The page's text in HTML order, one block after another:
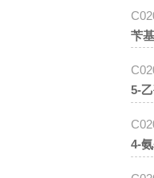
苄
5-
4-